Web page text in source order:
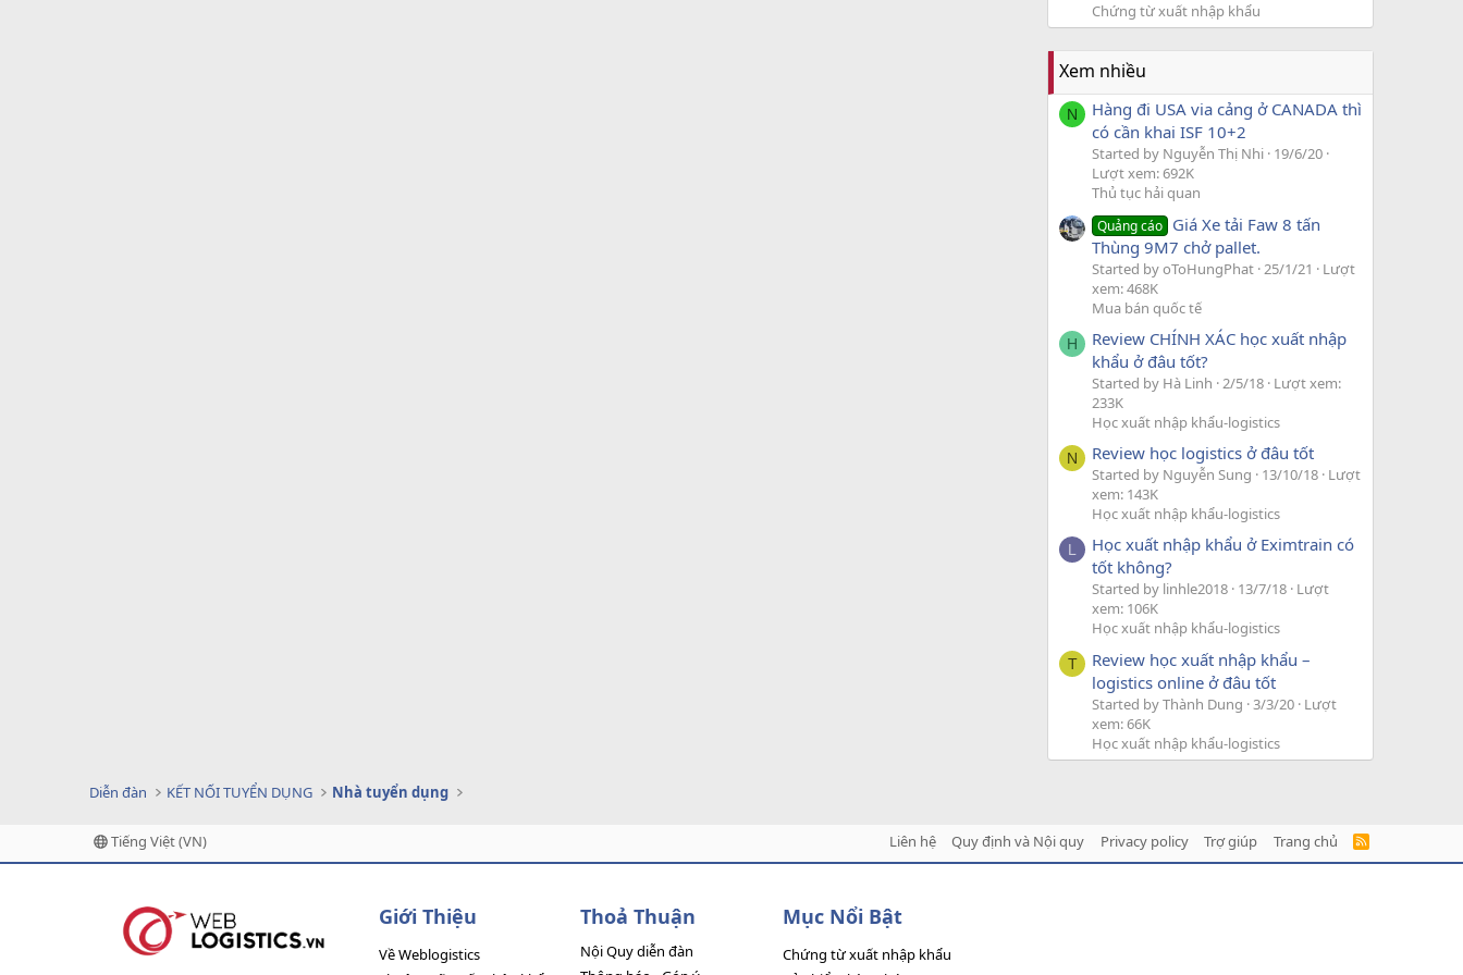
Chứng từ xuất nhập khẩu
Xem nhiều
N
Hàng đi USA via cảng ở CANADA thì
có cần khai ISF 10+2
Started by Nguyễn Thị Nhi 19/6/20
Lượt xem: 692K
Thủ tục hải quan
Quảng cáo Giá Xe tải Faw 8 tấn
Thùng 9M7 chở pallet.
Started by oToHungPhat 25/1/21
Lượt
xem: 468K
Mua bán quốc tế
H
Review CHÍNH XÁC học xuất nhập
khẩu ở đâu tốt?
Started by Hà Linh 2/5/18 Lượt xem:
233K
Học xuất nhập khẩu-logistics
N Review học logistics ở đâu tốt
Started by Nguyễn Sung 13/10/18 Lượt
xem: 143K
Học xuất nhập khẩu-logistics
L
Học xuất nhập khẩu ở Eximtrain có
tốt không?
Started by linhle2018 13/7/18 Lượt
xem: 106K
Học xuất nhập khẩu-logistics
T
Review học xuất nhập khẩu –
logistics online ở đâu tốt
Started by Thành Dung 3/3/20 Lượt
xem: 66K
Học xuất nhập khẩu-logistics
Diễn đàn KẾT NỐI TUYỂN DỤNG Nhà tuyển dụng
Tiếng Việt (VN) Liên hệ Quy định và Nội quy Privacy policy Trợ giúp Trang chủ
R
Giới Thiệu
Về Weblogistics
Thoả Thuận
Nội Quy diễn đàn
Mục Nổi Bật
Chứng từ xuất nhập khẩu